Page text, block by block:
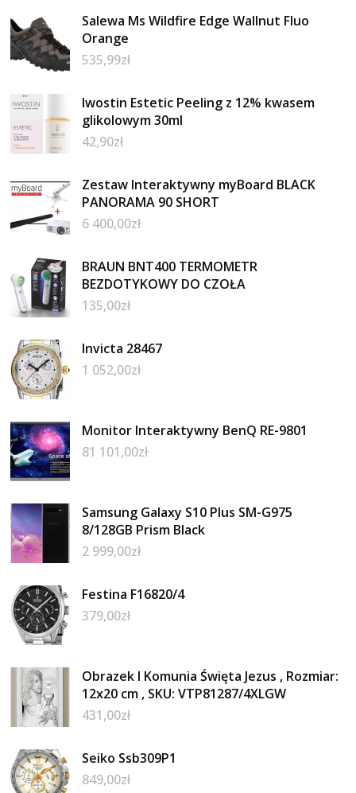
Salewa Ms Wildfire Edge Wallnut Fluo
Orange
535,99zł
Iwostin Estetic Peeling z 12% kwasem
glikolowym 30ml
42,90zł
Zestaw Interaktywny myBoard BLACK
PANORAMA 90 SHORT
6 400,00zł
BRAUN BNT400 TERMOMETR
BEZDOTYKOWY DO CZOŁA
135,00zł
Invicta 28467
1 052,00zł
Monitor Interaktywny BenQ RE-9801
81 101,00zł
Samsung Galaxy S10 Plus SM-G975
8/128GB Prism Black
2 999,00zł
Festina F16820/4
379,00zł
Obrazek I Komunia Święta Jezus , Rozmiar:
12x20 cm , SKU: VTP81287/4XLGW
431,00zł
Seiko Ssb309P1
849,00zł